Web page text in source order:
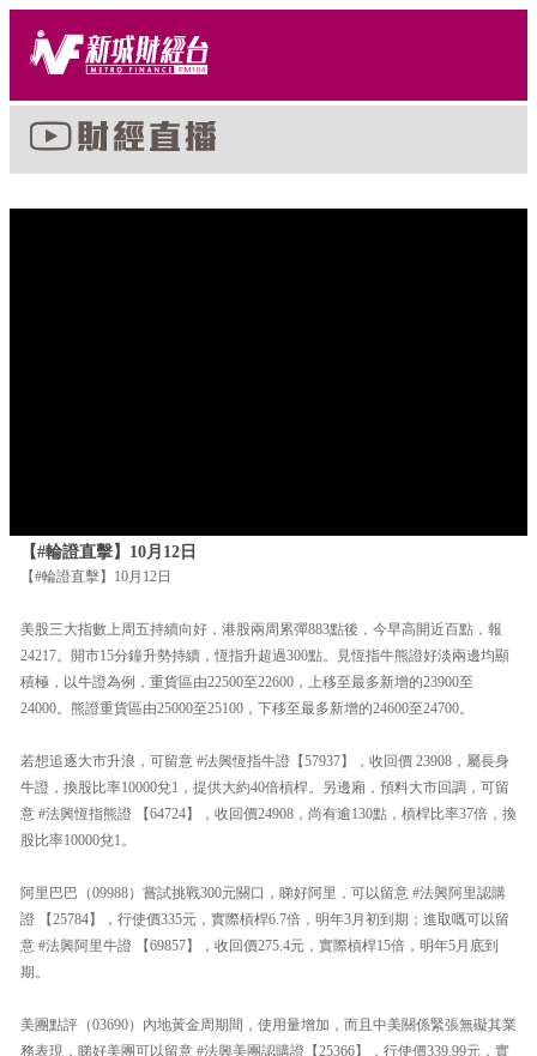
【#輪證直擊】10月12日
【#輪證直擊】10月12日
美股三大指數上周五持續向好，港股兩周累彈883點後，今早高開近百點，報
24217。開市15分鐘升勢持續，恆指升超過300點。見恆指牛熊證好淡兩邊均顯
積極，以牛證為例，重貨區由22500至22600，上移至最多新增的23900至
24000。熊證重貨區由25000至25100，下移至最多新增的24600至24700。
若想追逐大市升浪，可留意 #法興恆指牛證【57937】，收回價 23908，屬長身
牛證，換股比率10000兌1，提供大約40倍槓桿。另邊廂，預料大市回調，可留
意 #法興恆指熊證 【64724】，收回價24908，尚有逾130點，槓桿比率37倍，換
股比率10000兌1。
阿里巴巴（09988）嘗試挑戰300元關口，睇好阿里，可以留意 #法興阿里認購
證 【25784】，行使價335元，實際槓桿6.7倍，明年3月初到期；進取嘅可以留
意 #法興阿里牛證 【69857】，收回價275.4元，實際槓桿15倍，明年5月底到
期。
美團點評（03690）內地黃金周期間，使用量增加，而且中美關係緊張無礙其業
務表現，睇好美團可以留意 #法興美團認購證【25366】，行使價339.99元，實